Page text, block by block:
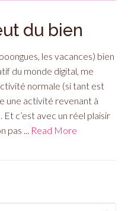
du bien
les vacances) bien
du monde digital, me
normale (si tant est
une activité revenant à
c’est avec un réel plaisir
...
Read More